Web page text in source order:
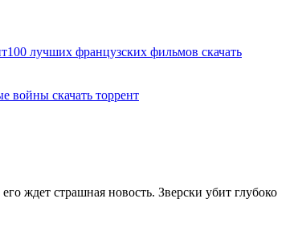
100 лучших французских фильмов скачать
войны скачать торрент
ждет страшная новость. Зверски убит глубоко